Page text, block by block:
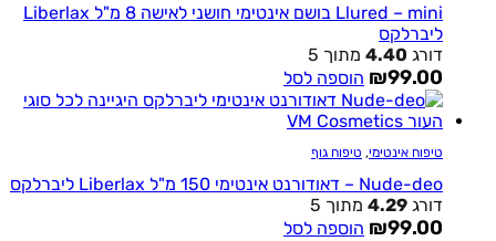
Llured – mini בושם אינטימי חושני לאישה 8 מ"ל Liberlax
ליברלקס
דורג 4.40 מתוך 5
₪99.00 הוספה לסל
טיפוח אינטימי, טיפוח גוף
Nude-deo – דאודורנט אינטימי 150 מ"ל Liberlax ליברלקס
דורג 4.29 מתוך 5
₪99.00
הוספה לסל